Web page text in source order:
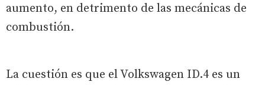
aumento, en detrimento de las mecánicas de
combustión.
La cuestión es que el Volkswagen ID.4 es un